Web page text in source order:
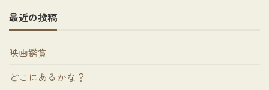
最近の投稿
映画鑑賞
どこにあるかな？